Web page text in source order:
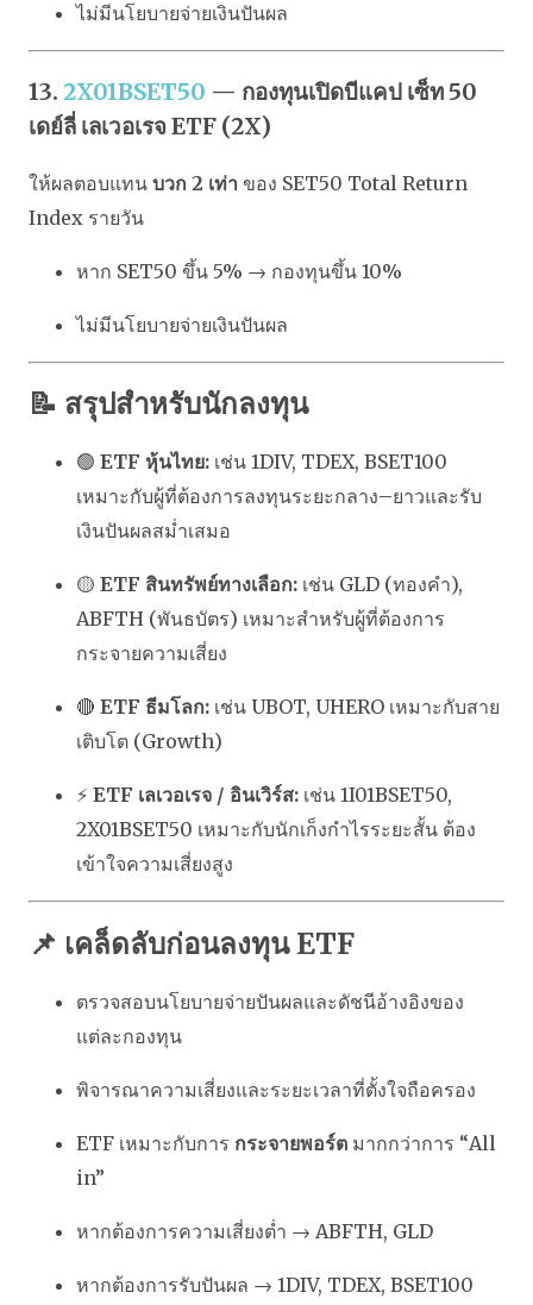
ไม่มีนโยบายจ่ายเงินปันผล
13. 2X01BSET50 — กองทุนเปิดบีแคป เซ็ท 50
เดย์ลี่ เลเวอเรจ ETF (2X)
ให้ผลตอบแทน บวก 2 เท่า ของ SET50 Total Return
Index รายวัน
หาก SET50 ขึ้น 5% → กองทุนขึ้น 10%
ไม่มีนโยบายจ่ายเงินปันผล
📝 สรุปสำหรับนักลงทุน
🟢 ETF หุ้นไทย: เช่น 1DIV, TDEX, BSET100
เหมาะกับผู้ที่ต้องการลงทุนระยะกลาง–ยาวและรับ
เงินปันผลสม่ำเสมอ
🟡 ETF สินทรัพย์ทางเลือก: เช่น GLD (ทองคำ),
ABFTH (พันธบัตร) เหมาะสำหรับผู้ที่ต้องการ
กระจายความเสี่ยง
🔴 ETF ธีมโลก: เช่น UBOT, UHERO เหมาะกับสาย
เติบโต (Growth)
⚡ ETF เลเวอเรจ / อินเวิร์ส: เช่น 1I01BSET50,
2X01BSET50 เหมาะกับนักเก็งกำไรระยะสั้น ต้อง
เข้าใจความเสี่ยงสูง
📌 เคล็ดลับก่อนลงทุน ETF
ตรวจสอบนโยบายจ่ายปันผลและดัชนีอ้างอิงของ
แต่ละกองทุน
พิจารณาความเสี่ยงและระยะเวลาที่ตั้งใจถือครอง
ETF เหมาะกับการ กระจายพอร์ต มากกว่าการ “All
in”
หากต้องการความเสี่ยงต่ำ → ABFTH, GLD
หากต้องการรับปันผล → 1DIV, TDEX, BSET100